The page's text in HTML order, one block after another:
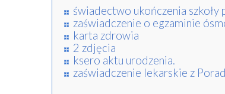
świadectwo ukończenia szkoły
zaświadczenie o egzaminie
karta zdrowia
2 zdjęcia
ksero aktu urodzenia.
zaświadczenie lekarskie z